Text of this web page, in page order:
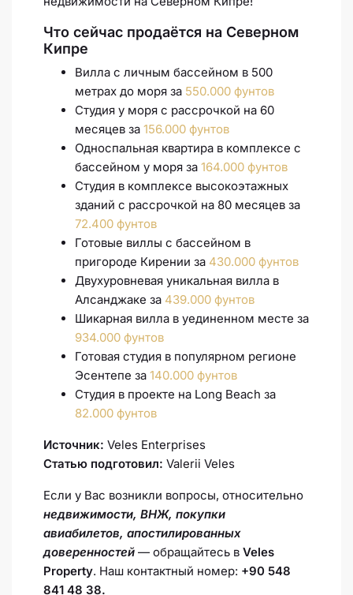
Что сейчас продаётся на Северном
Кипре
Вилла с личным бассейном в 500
метрах до моря за 550.000 фунтов
Студия у моря с рассрочкой на 60
месяцев за 156.000 фунтов
Односпальная квартира в комплексе с
бассейном у моря за 164.000 фунтов
Студия в комплексе высокоэтажных
зданий с рассрочкой на 80 месяцев за
72.400 фунтов
Готовые виллы с бассейном в
пригороде Кирении за 430.000 фунтов
Двухуровневая уникальная вилла в
Алсанджаке за 439.000 фунтов
Шикарная вилла в уединенном месте за
934.000 фунтов
Готовая студия в популярном регионе
Эсентепе за 140.000 фунтов
Студия в проекте на Long Beach за
82.000 фунтов
Источник: Veles Enterprises
Статью подготовил: Valerii Veles
Если у Вас возникли вопросы, относительно
недвижимости, ВНЖ, покупки
авиабилетов, апостилированных
доверенностей — обращайтесь в Veles
Property. Наш контактный номер: +90 548
841 48 38.